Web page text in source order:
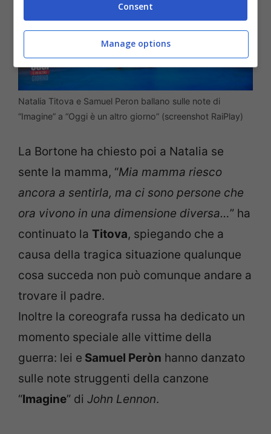
Natalia Titova e Samuel Peron ballano sulle note di
“Imagine” a “Oggi è un altro giorno” (screenshot RaiPlay)
La Bortone ha chiesto poi a Natalia se
sente la mamma, “Mia mamma riesco
ancora a sentirla, ma ci sono persone che
ora vivono in una dimensione diversa…” ha
continuato la Titova, spiegando che a
causa della tragica situazione qualunque
cosa succeda non può comunque andare a
trovare il padre.
Inoltre la coreografa russa ha dedicato un
momento speciale alle vittime della
guerra: lei e Samuel Peròn hanno danzato
sulle note struggenti della canzone
“Imagine” di John Lennon.
Consent
Manage options